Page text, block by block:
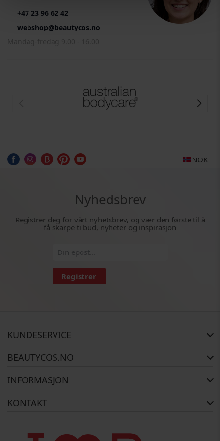
+47 23 96 62 42
webshop@beautycos.no
NOK
Nyhedsbrev
Registrer deg for vårt nyhetsbrev, og vær den første til å
få skarpe tilbud, nyheter og inspirasjon
Registrer
KUNDESERVICE
BEAUTYCOS.NO
INFORMASJON
Personvernpolicy
KONTAKT
Tel: +47 23 96 62 42